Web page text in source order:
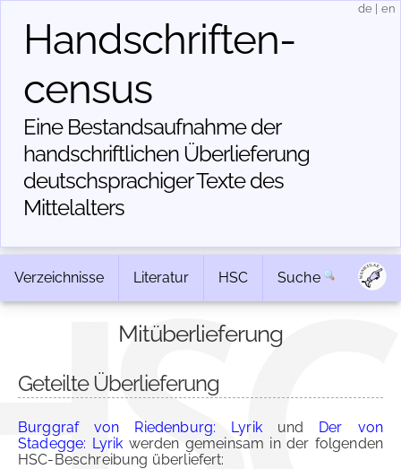
Handschriften­
census
Eine Bestandsaufnahme der
handschriftlichen Über­lieferung
deutschsprachiger Texte des
Mittelalters
de en
Verzeichnisse Literatur HSC Suche
Mitüberlieferung
Geteilte Überlieferung
Burggraf von Riedenburg: Lyrikund Der von
Stadegge: Lyrik werden gemeinsam in der folgenden
HSC-Beschreibung überliefert: